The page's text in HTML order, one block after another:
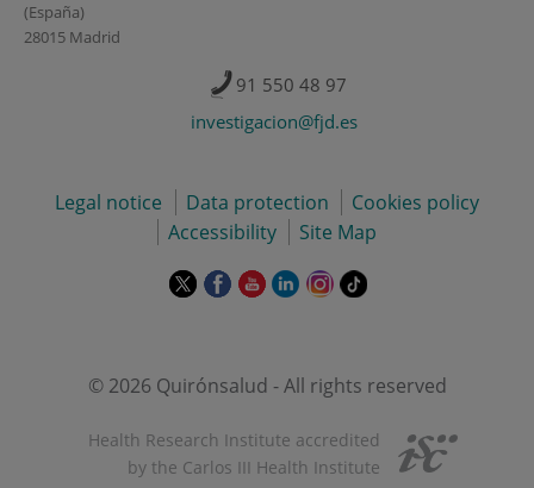
(España)
28015 Madrid
91 550 48 97
investigacion@fjd.es
Legal notice Data protection
Cookies policy
Accessibility
Site Map
This
in
pop-
up
window.
This
in
pop-
window.
This
in
pop-
window.
This
in
up
window.
This
in
pop-
window.
Link
© 2026 Quirónsalud - All rights reserved
Health Research Institute accredited
by the Carlos III Health Institute